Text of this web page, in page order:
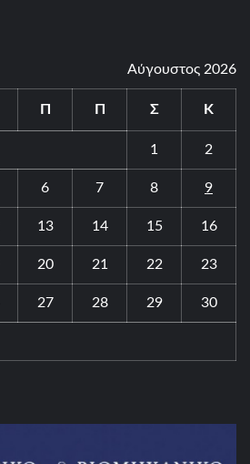
Αύγουστος 2026
Π Π Σ Κ
1 2
6 7 8 9
13 14 15 16
20 21 22 23
27 28 29 30